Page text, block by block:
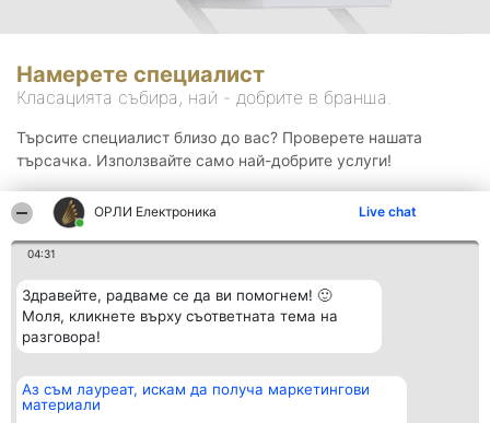
ОРЛИ Електроника Live chat
04:31
Здравейте, радваме се да ви помогнем! 🙂
Моля, кликнете върху съответната тема на
разговора!
Аз съм лауреат, искам да получа маркетингови
материали
Намерете специалист
Класацията събира, най - добрите в бранша.
Търсите специалист близо до вас? Проверете нашата
търсачка. Използвайте само най-добрите услуги!
Организатор на
класиране
Класация Контакти